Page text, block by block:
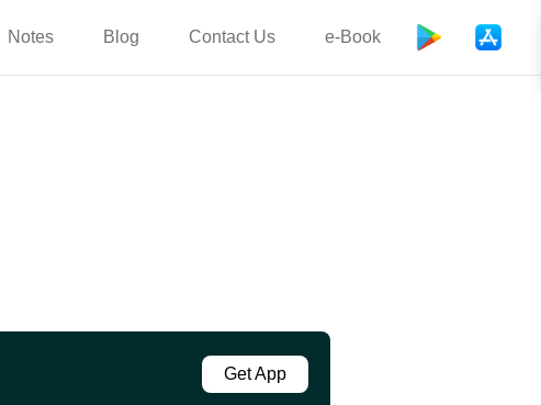
Notes Blog Contact Us e-Book
Get App